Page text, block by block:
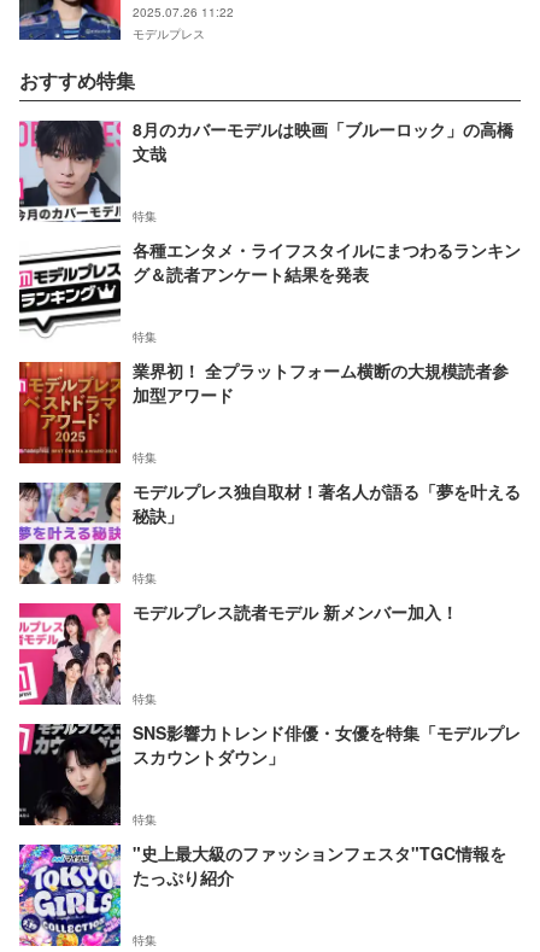
2025.07.26 11:22
モデルプレス
おすすめ特集
8月のカバーモデルは映画「ブルーロック」の高橋
文哉
特集
各種エンタメ・ライフスタイルにまつわるランキン
グ＆読者アンケート結果を発表
特集
業界初！ 全プラットフォーム横断の大規模読者参
加型アワード
特集
モデルプレス独自取材！著名人が語る「夢を叶える
秘訣」
特集
モデルプレス読者モデル 新メンバー加入！
特集
SNS影響力トレンド俳優・女優を特集「モデルプレ
スカウントダウン」
特集
"史上最大級のファッションフェスタ"TGC情報を
たっぷり紹介
特集